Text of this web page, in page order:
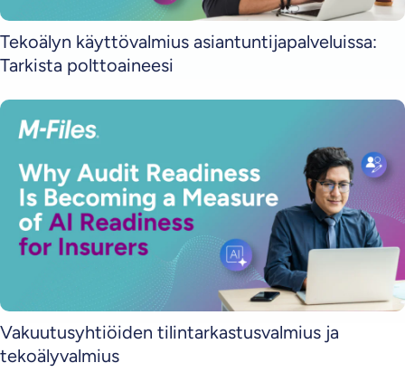
Tekoälyn käyttövalmius asiantuntijapalveluissa:
Tarkista polttoaineesi
Vakuutusyhtiöiden tilintarkastusvalmius ja
tekoälyvalmius